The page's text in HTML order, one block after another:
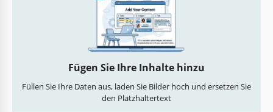
Fügen Sie Ihre Inhalte hinzu
Füllen Sie Ihre Daten aus, laden Sie Bilder hoch und ersetzen Sie
den Platzhaltertext